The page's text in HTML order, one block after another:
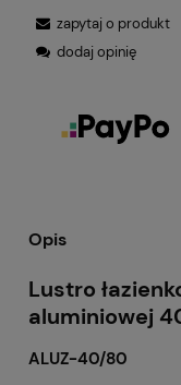
zapytaj o produkt
dodaj opinię
Opis
Lustro
aluminiowej
ALUZ-40/80